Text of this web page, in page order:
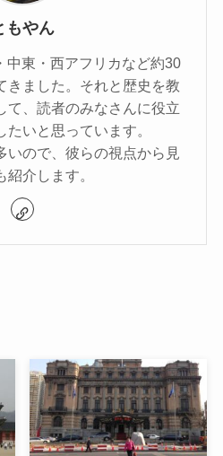
もやん
中東・西アフリカなど約30
きました。それと歴史を教
て、読者のみなさんに役立
いと思っています。
いので、彼らの視点から見
紹介します。